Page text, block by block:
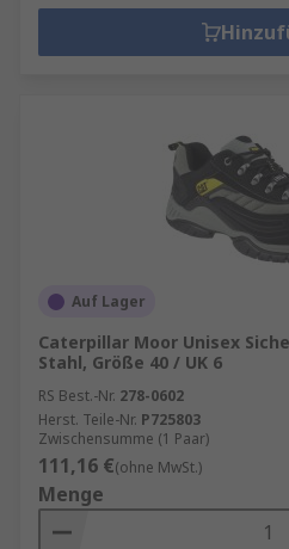
Auf Lager
Caterpillar Moor Unisex
Stahl, Größe 40 / UK 6
RS Best.-Nr. 278-0602
Herst. Teile-Nr. P725803
Zwischensumme (1 Paar)
111,16 €(ohne MwSt.)
Menge